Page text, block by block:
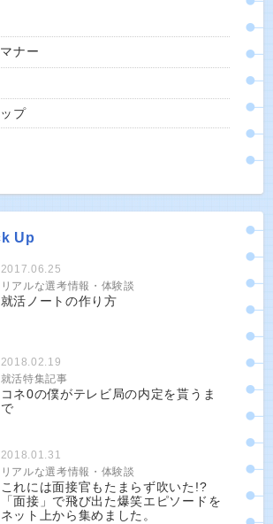
ナー
プ
Up
2017.06.25
リアルな選考情報・体験談
就活ノートの作り方
2018.02.19
就活特集記事
コネ0の僕がテレビ局の内定を貰うま
で
2018.01.31
リアルな選考情報・体験談
これには面接官もたまらず吹いた!?
「面接」で飛び出た爆笑エピソードを
ネット上から集めました。